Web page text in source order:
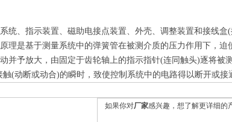
统、指示装置、磁助电接点装置、外壳、调整装置和接线盒
理是基于测量系统中的弹簧管在被测介质的压力作用下，
并予放大，由固定于齿轮轴上的指示指针(连同触头)逐将
触(动断或动合)的瞬时，致使控制系统中的电路得以断开或接
如果你对厂家感兴趣，想了解更详细的